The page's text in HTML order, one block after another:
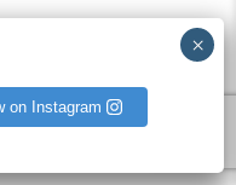
on Instagram